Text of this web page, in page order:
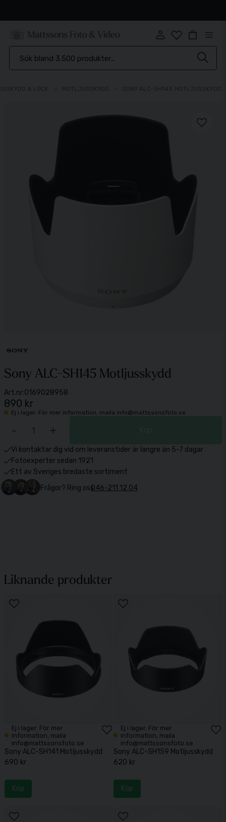
Sony ALC-SH145 Motljusskydd
Art.nr:0169028958
890 kr
Ej i lager. För mer information, maila info@mattssonsfoto.se
- +
Vi kontaktar dig vid om leveranstider är längre än 5-7 dagar
Fotoexperter sedan 1921
Ett av Sveriges bredaste sortiment
Frågor? Ring oss046-211 12 04
Liknande produkter
Ej i lager. För mer
information, maila
info@mattssonsfoto.se
Sony ALC-SH141 Motljusskydd
690 kr
Köp
Ej i lager. För mer
information, maila
info@mattssonsfoto.se
Sony ALC-SH159 Motljusskydd
620 kr
Köp